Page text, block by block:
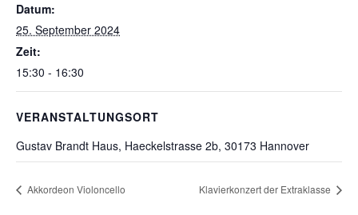
Datum:
25. September 2024
Zeit:
15:30 - 16:30
VERANSTALTUNGSORT
Gustav Brandt Haus, Haeckelstrasse 2b, 30173 Hannover
Akkordeon Violoncello Klavierkonzert der Extraklasse